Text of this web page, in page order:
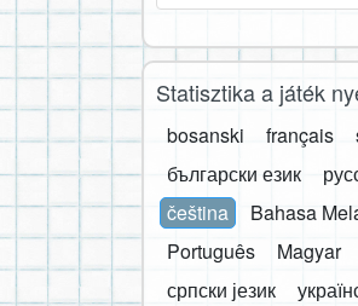
Statisztika a játék
bosanski français
български език
čeština
Bahasa
Português
Magyar
српски језик